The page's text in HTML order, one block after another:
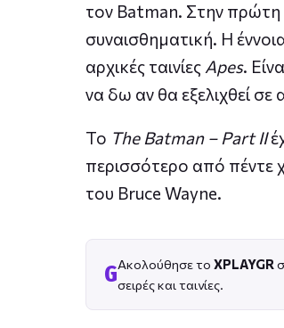
τον Batman. Στην πρώτη
συναισθηματική. Η
αρχικές ταινίες Apes.
να δω αν θα εξελιχθεί σε
Το The Batman – Part II
περισσότερο από πέντε
του Bruce Wayne.
GΑκολούθησε το XPLAYGR
σειρές και ταινίες.